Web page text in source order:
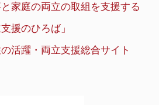
家庭の両立の取組を支援する
援のひろば」
活躍・両立支援総合サイト